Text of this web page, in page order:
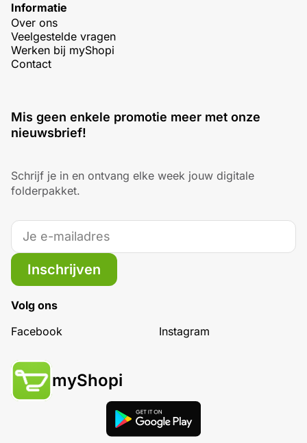
Informatie
Over ons
Veelgestelde vragen
Werken bij myShopi
Contact
Mis geen enkele promotie meer met onze
nieuwsbrief!
Schrijf je in en ontvang elke week jouw digitale
folderpakket.
Inschrijven
Volg ons
Facebook
Instagram
myShopi